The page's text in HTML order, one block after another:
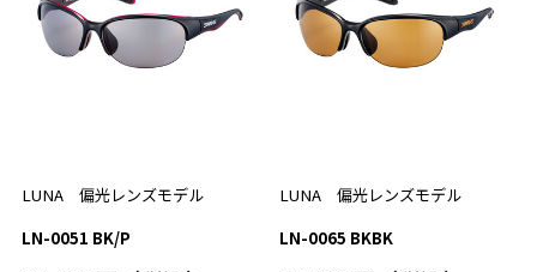
LUNA 偏光レンズモデル
LN-0051 BK/P
LUNA 偏光レンズモデル
LN-0065 BKBK